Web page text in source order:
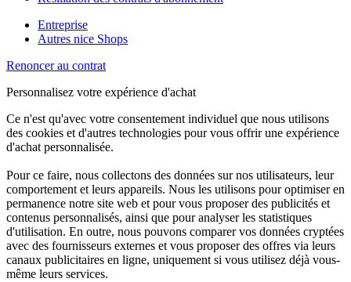
Entreprise
Autres nice Shops
Renoncer au contrat
Personnalisez votre expérience d'achat
Ce n'est qu'avec votre consentement individuel que nous utilisons
des cookies et d'autres technologies pour vous offrir une expérience
d'achat personnalisée.
Pour ce faire, nous collectons des données sur nos utilisateurs, leur
comportement et leurs appareils. Nous les utilisons pour optimiser en
permanence notre site web et pour vous proposer des publicités et
contenus personnalisés, ainsi que pour analyser les statistiques
d'utilisation. En outre, nous pouvons comparer vos données cryptées
avec des fournisseurs externes et vous proposer des offres via leurs
canaux publicitaires en ligne, uniquement si vous utilisez déjà vous-
même leurs services.